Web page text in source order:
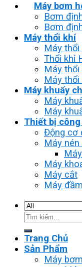
Máy bơm
Bơm
Bơm
Máy thổi khí
Máy thổi
Thổi khí
Máy
Máy thổi
Máy khuấy
Máy
Máy
Thiết bị
Động cơ
Máy nén
Máy
Máy cắt
Máy đầm
Tìm
kiếm:
Trang Chủ
Sản Phẩm
Máy